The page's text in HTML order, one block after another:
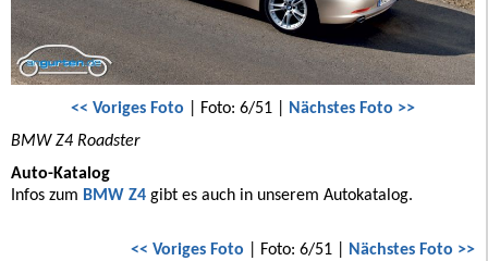
<< Voriges Foto | Foto: 6/51 | Nächstes Foto >>
BMW Z4 Roadster
Auto-Katalog
Infos zum BMW Z4 gibt es auch in unserem Autokatalog.
<< Voriges Foto | Foto: 6/51 | Nächstes Foto >>